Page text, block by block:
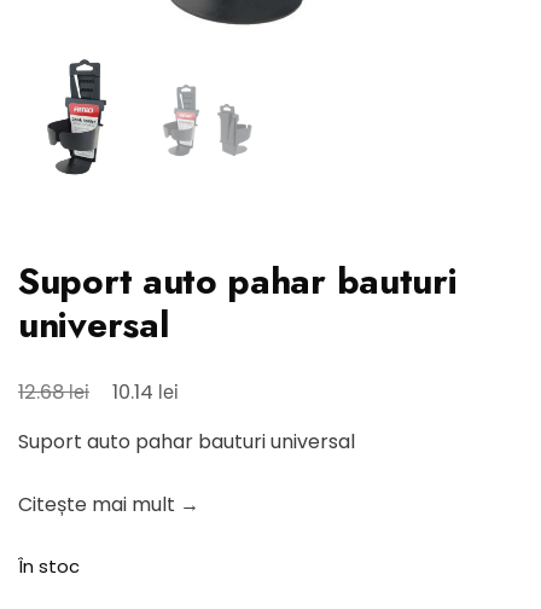
Suport auto pahar bauturi
universal
12.68lei
Prețul
a
fost:
10.14 lei
este:
Suport auto pahar bauturi universal
Citește mai mult →
În stoc